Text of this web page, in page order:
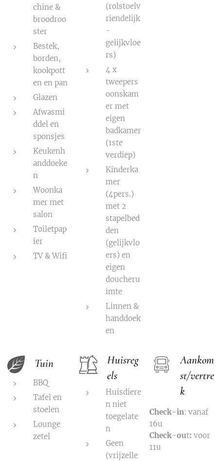
chine &
broodroo
ster
Bestek,
borden,
kookpott
en en pan
Glazen
Afwasmi
ddel en
sponsjes
Keukenh
anddoeke
n
Woonka
mer met
salon
Toiletpap
ier
TV & Wifi
(rolstoelv
riendelijk
-
gelijkvloe
rs)
4 x
tweepers
oonskam
er met
eigen
badkamer
(1ste
verdiep)
Kinderka
mer
(4pers.)
met 2
stapelbed
den
(gelijkvlo
ers) en
eigen
doucheru
imte
Linnen &
handdoek
en
Tuin
BBQ
Tafel en
stoelen
Lounge
zetel
Huisreg
els
Huisdiere
n niet
toegelate
n
Geen
(vrijzelle
Aankom
st/vertre
k
Check-in: vanaf
16u
Check-out: voor
11u